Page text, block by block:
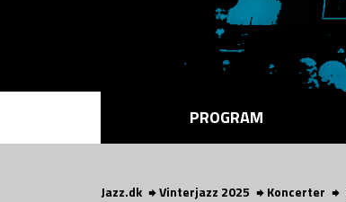
PROGRAM
Jazz.dk Vinterjazz 2025 Koncerter